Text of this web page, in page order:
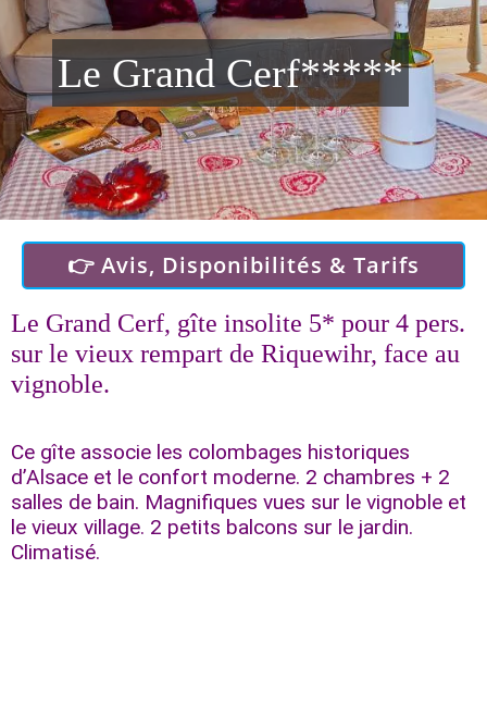
Le Grand Cerf*****
👉 Avis, Disponibilités & Tarifs
Le Grand Cerf, gîte insolite 5* pour 4 pers.
sur le vieux rempart de Riquewihr, face au
vignoble.
Ce gîte associe les colombages historiques
d’Alsace et le confort moderne. 2 chambres + 2
salles de bain. Magnifiques vues sur le vignoble et
le vieux village. 2 petits balcons sur le jardin.
Climatisé.